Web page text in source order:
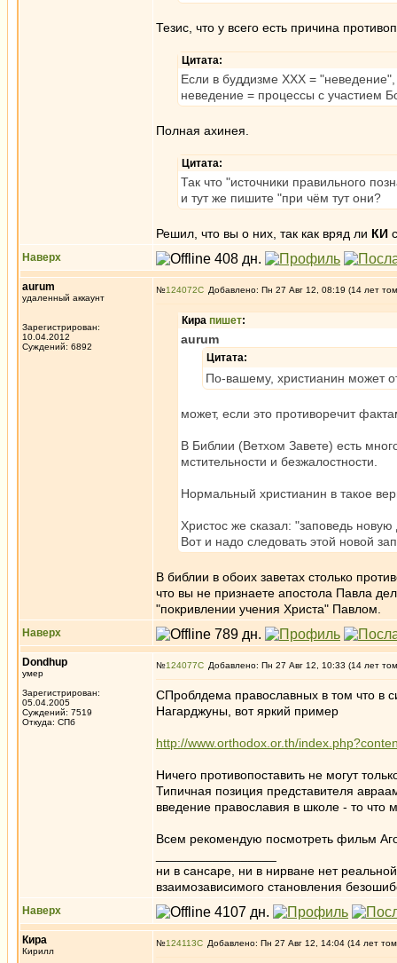
Тезис, что у всего есть причина
Цитата:
Если в буддизме ХХХ = "неведение",
неведение = процессы с участием
Полная ахинея.
Цитата:
Так что "источники правильного
и тут же пишите "при чём тут они?
Решил, что вы о них, так как вряд ли КИ
Наверх
aurum
удаленный аккаунт
Зарегистрирован:
10.04.2012
Суждений: 6892
№124072 Добавлено: Пн 27 Авг 12, 08:19 (14 лет
Кира пишет:
aurum
Цитата:
По-вашему, христианин может
может, если это противоречит
В Библии (Ветхом Завете) есть
мстительности и безжалостности.
Нормальный христианин в такое
Христос же сказал: "заповедь
Вот и надо следовать этой новой
В библии в обоих заветах столько
что вы не признаете апостола Павла
"покривлении учения Христа" Павлом.
Наверх
Dondhup
умер
Зарегистрирован:
05.04.2005
Суждений: 7519
Откуда: СПб
№124077 Добавлено: Пн 27 Авг 12, 10:33 (14 лет
СПроблдема православных в том что в
Нагарджуны, вот яркий пример
http://www.orthodox.or.th/
Ничего противопоставить не могут
Типичная позиция представителя
введение православия в школе - то что
Всем рекомендую посмотреть фильм
ни в сансаре, ни в нирване нет
взаимозависимого становления
Наверх
Кира
Кирилл
№124113 Добавлено: Пн 27 Авг 12, 14:04 (14 лет